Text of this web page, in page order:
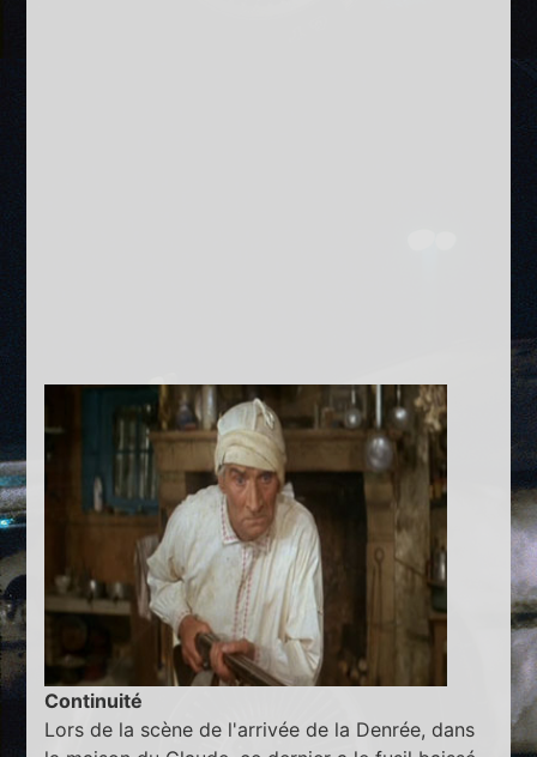
Continuité
Lors de la scène de l'arrivée de la Denrée, dans